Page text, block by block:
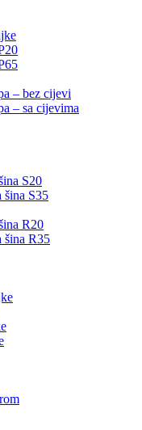
– bez cijevi
– sa cijevima
S20
šina S35
R20
šina R35